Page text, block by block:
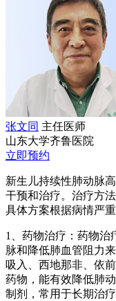
张文同 主任医师
山东大学齐鲁医院
立即预约
新生儿持续性肺动脉
干预和治疗。治疗方
具体方案根据病情严
1、药物治疗：药物治
脉和降低肺血管阻力
吸入、西地那非、依
药物，能有效降低肺
制剂，常用于长期治